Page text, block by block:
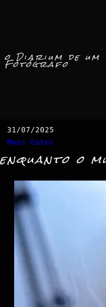
o Diarium de um
Fotógrafo
31/07/2025
Meus Gatos
enquanto o